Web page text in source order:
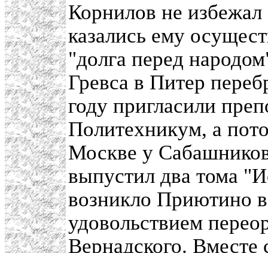
Корнилов не
казались ему
"долга перед
Гревса в Питер
году пригласили
Политехникум, а
Москве у
выпустил два тома
возникло Приютино
удовольствием
Вернадского.